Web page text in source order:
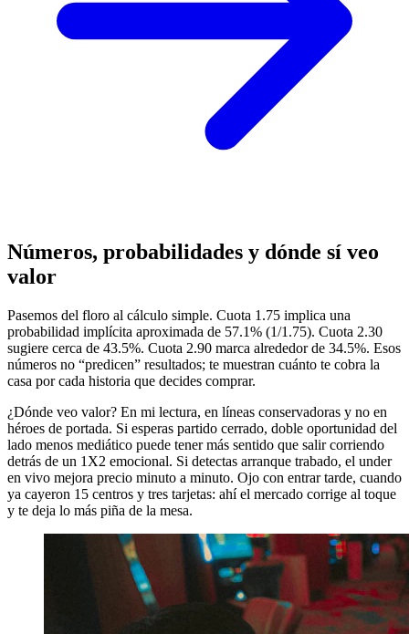
Números, probabilidades y dónde sí veo
valor
Pasemos del floro al cálculo simple. Cuota 1.75 implica una
probabilidad implícita aproximada de 57.1% (1/1.75). Cuota 2.30
sugiere cerca de 43.5%. Cuota 2.90 marca alrededor de 34.5%. Esos
números no “predicen” resultados; te muestran cuánto te cobra la
casa por cada historia que decides comprar.
¿Dónde veo valor? En mi lectura, en líneas conservadoras y no en
héroes de portada. Si esperas partido cerrado, doble oportunidad del
lado menos mediático puede tener más sentido que salir corriendo
detrás de un 1X2 emocional. Si detectas arranque trabado, el under
en vivo mejora precio minuto a minuto. Ojo con entrar tarde, cuando
ya cayeron 15 centros y tres tarjetas: ahí el mercado corrige al toque
y te deja lo más piña de la mesa.